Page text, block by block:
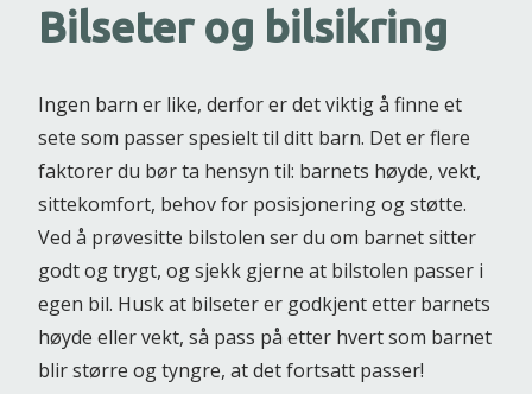
Kontakt oss
Bilseter og bilsikring
Ingen barn er like, derfor er det viktig å finne et
sete som passer spesielt til ditt barn. Det er flere
faktorer du bør ta hensyn til: barnets høyde, vekt,
sittekomfort, behov for posisjonering og støtte.
Ved å prøvesitte bilstolen ser du om barnet sitter
godt og trygt, og sjekk gjerne at bilstolen passer i
egen bil. Husk at bilseter er godkjent etter barnets
høyde eller vekt, så pass på etter hvert som barnet
blir større og tyngre, at det fortsatt passer!